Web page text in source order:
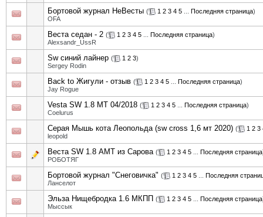
Бортовой журнал НеВесты ( 1 2 3 4 5 Последняя страница)
OFA
Веста седан - 2 ( 1 2 3 4 5 Последняя страница)
Alexsandr_UssR
Sw синий лайнер ( 1 2 3)
Sergey Rodin
Back to Жигули - отзыв ( 1 2 3 4 5 Последняя страница)
Jay Rogue
Vesta SW 1.8 MT 04/2018 ( 1 2 3 4 5 Последняя страница)
Coelurus
Серая Мышь кота Леопольда (sw cross 1,6 мт 2020) ( 1 2 3
leopold
Веста SW 1.8 АМТ из Сарова ( 1 2 3 4 5 Последняя страница
РОБОТЯГ
Бортовой журнал "Снеговичка" ( 1 2 3 4 5
Последняя
Ланселот
Эльза Нищебродка 1.6 МКПП ( 1 2 3 4 5 Последняя страница
Мыссык